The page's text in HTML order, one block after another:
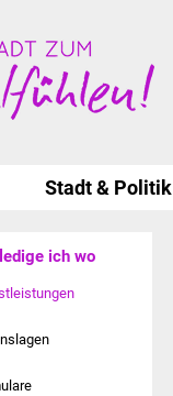
Stadt & Politik
ich wo